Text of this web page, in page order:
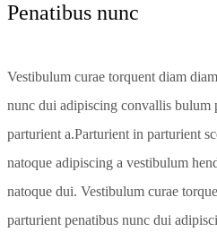
Penatibus nunc
Vestibulum curae torquent diam
nunc dui adipiscing convallis bulum
parturient a.Parturient in parturient
natoque adipiscing a vestibulum
natoque dui. Vestibulum curae
parturient penatibus nunc dui